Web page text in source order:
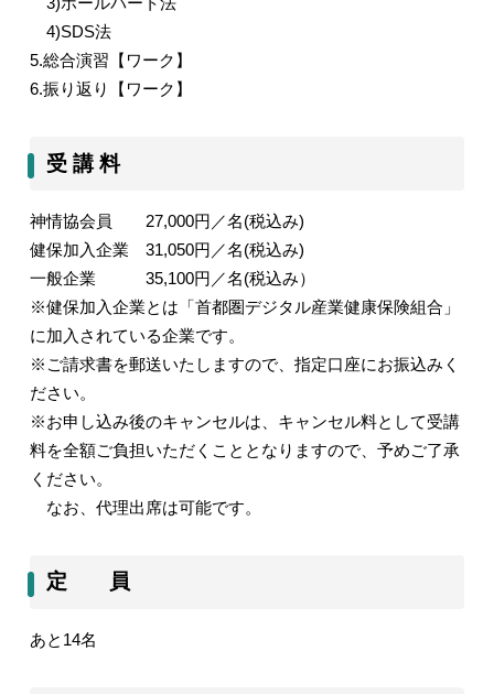
4)SDS法
5.総合演習【ワーク】
6.振り返り【ワーク】
受 講 料
神情協会員 27,000円／名(税込み)
健保加入企業 31,050円／名(税込み)
一般企業 35,100円／名(税込み）
※健保加入企業とは「首都圏デジタル産業健康保険組合」
に加入されている企業です。
※ご請求書を郵送いたしますので、指定口座にお振込みく
ださい。
※お申し込み後のキャンセルは、キャンセル料として受講
料を全額ご負担いただくこととなりますので、予めご了承
ください。
なお、代理出席は可能です。
定 員
あと14名